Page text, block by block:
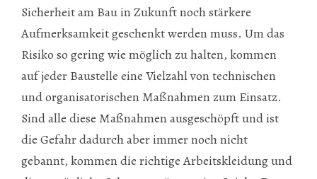
Sicherheit am Bau in Zukunft noch stärkere
Aufmerksamkeit geschenkt werden muss. Um das
Risiko so gering wie möglich zu halten, kommen
auf jeder Baustelle eine Vielzahl von technischen
und organisatorischen Maßnahmen zum Einsatz.
Sind alle diese Maßnahmen ausgeschöpft und ist
die Gefahr dadurch aber immer noch nicht
gebannt, kommen die richtige Arbeitskleidung und